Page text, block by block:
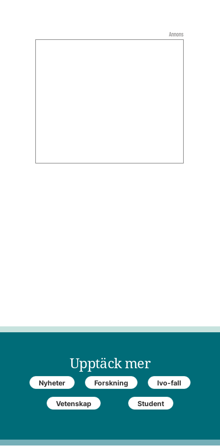
Upptäck mer
Nyheter Forskning Ivo-fall
Vetenskap Student
Annons